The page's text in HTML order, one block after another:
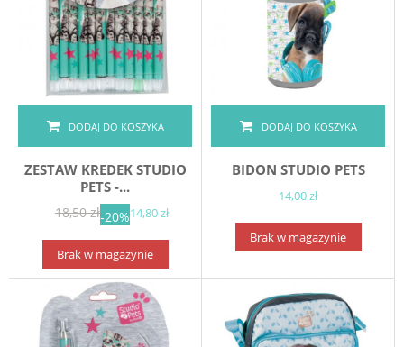
DODAJ DO KOSZYKA
ZESTAW KREDEK STUDIO
PETS -...
18,50 zł-20%14,80 zł
Brak w magazynie
DODAJ DO KOSZYKA
BIDON STUDIO PETS
14,00 zł
Brak w magazynie